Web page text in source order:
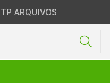
ARQUIVOS